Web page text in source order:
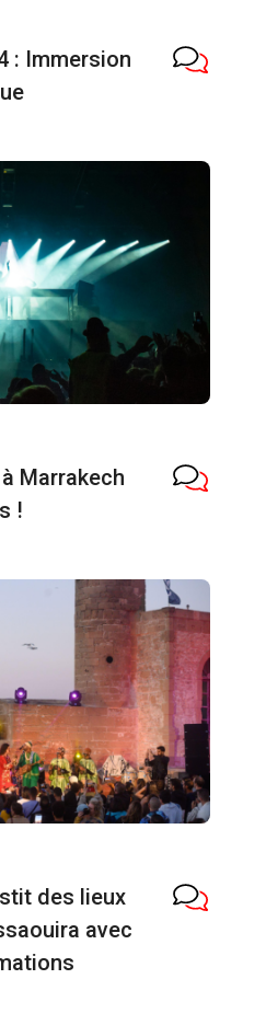
: Immersion
Marrakech
!
des lieux
avec